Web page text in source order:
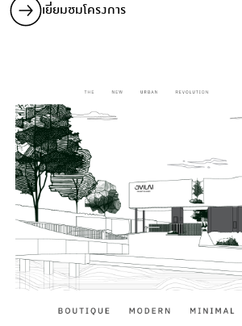
เยี่ยมชมโครงการ